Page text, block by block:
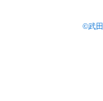
©武